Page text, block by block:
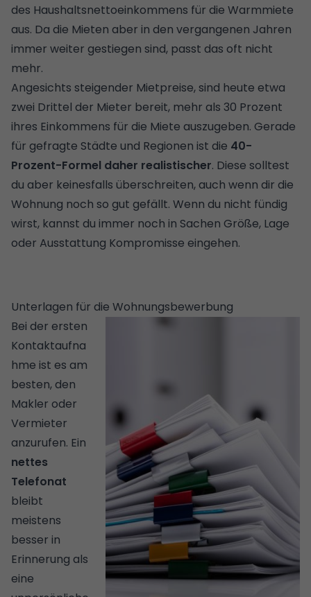
des Haushaltsnettoeinkommens für die Warmmiete
aus. Da die Mieten aber in den vergangenen Jahren
immer weiter gestiegen sind, passt das oft nicht
mehr.
Angesichts steigender Mietpreise, sind heute etwa
zwei Drittel der Mieter bereit, mehr als 30 Prozent
ihres Einkommens für die Miete auszugeben. Gerade
für gefragte Städte und Regionen ist die 40-
Prozent-Formel daher realistischer. Diese solltest
du aber keinesfalls überschreiten, auch wenn dir die
Wohnung noch so gut gefällt. Wenn du nicht fündig
wirst, kannst du immer noch in Sachen Größe, Lage
oder Ausstattung Kompromisse eingehen.
Unterlagen für die Wohnungsbewerbung
Bei der ersten
Kontaktaufna
hme ist es am
besten, den
Makler oder
Vermieter
anzurufen. Ein
nettes
Telefonat
bleibt
meistens
besser in
Erinnerung als
eine